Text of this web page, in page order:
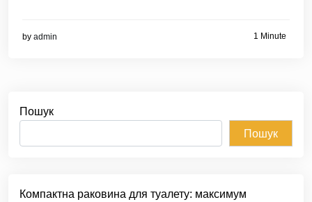
by admin 1 Minute
Пошук
Пошук
Компактна раковина для туалету: максимум